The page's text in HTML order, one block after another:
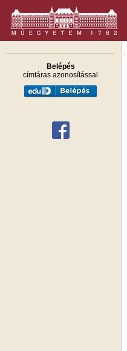
Belépés
címtáras azonosítással